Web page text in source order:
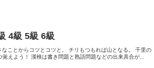
4級 5級 6級
ことからコツとコツと。 チリもつもれば山となる。 千里の
えよう！ 漢検は書き問題と熟語問題などの出来具合が...